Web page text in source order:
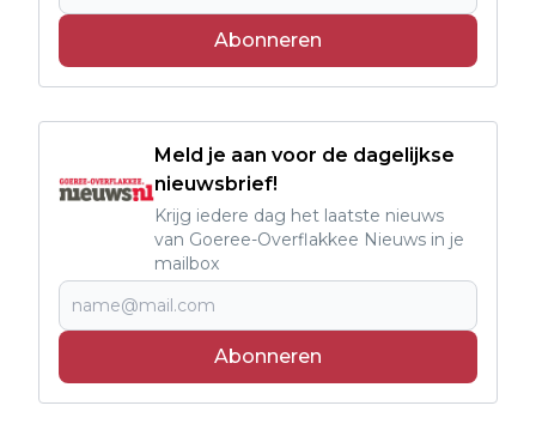
Abonneren
Meld je aan voor de dagelijkse
nieuwsbrief!
Krijg iedere dag het laatste nieuws
van Goeree-Overflakkee Nieuws in je
mailbox
Abonneren